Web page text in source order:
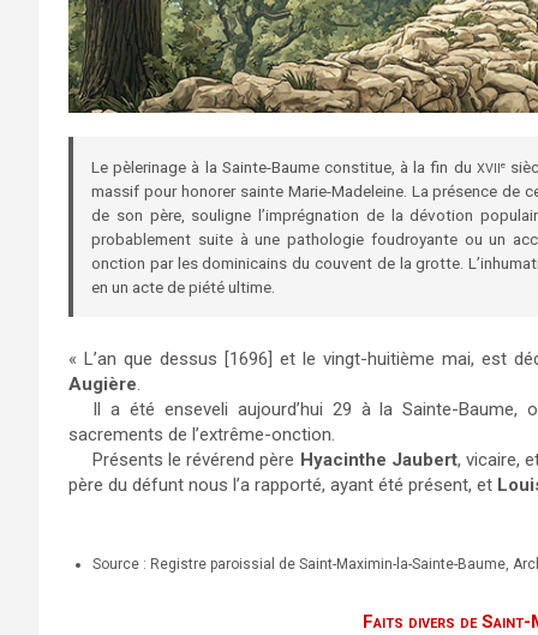
Le pèlerinage à la Sainte-Baume constitue, à la fin du XVII e
massif pour honorer sainte Marie-Madeleine. La présence de
de son père, souligne l’imprégnation de la dévotion
probablement suite à une pathologie foudroyante ou un
onction par les dominicains du couvent de la grotte.
en un acte de piété ultime.
« L’an que dessus [1696] et le vingt-huitième mai, est
Augière.
Il a été enseveli aujourd’hui 29 à la Sainte-
sacrements de l’extrême-onction.
Présents le révérend père Hyacinthe Jaubert, vicaire,
père du défunt nous l’a rapporté, ayant été présent, et
Source : Registre paroissial de Saint-Maximin-la-Sainte-Baume,
Faits divers de Saint-